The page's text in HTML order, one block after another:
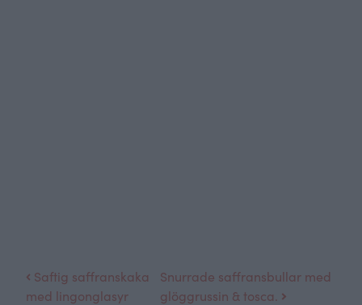
Saftig saffranskaka
med lingonglasyr
Snurrade saffransbullar med
glöggrussin & tosca.